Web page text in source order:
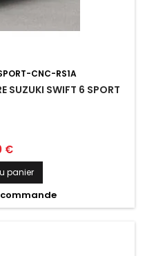
CNC-RS1A
SUZUKI SWIFT 6 SPORT
€
panier